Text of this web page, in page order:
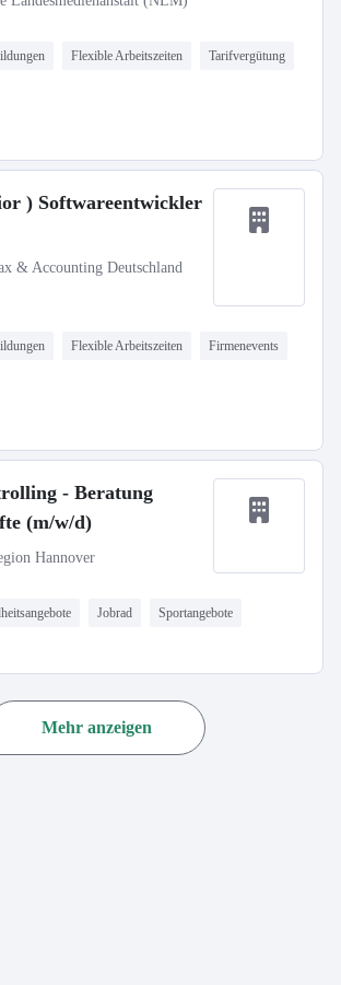
Flexible Arbeitszeiten Tarifvergütung
) Softwareentwickler
& Accounting Deutschland
Flexible Arbeitszeiten Firmenevents
- Beratung
(m/w/d)
Hannover
Jobrad Sportangebote
Mehr anzeigen